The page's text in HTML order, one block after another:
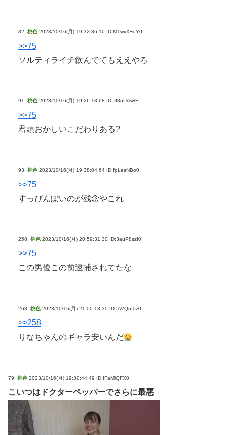
82: 桃色 2023/10/16(月) 19:32:36.10 ID:M1wvX+uY0
>>75
ソルティライチ飲んでてもええやろ
91: 桃色 2023/10/16(月) 19:36:18.68 ID:JI3oUAw/F
>>75
君頭おかしいこだわりある?
93: 桃色 2023/10/16(月) 19:38:04.64 ID:fpLesNBo0
>>75
すっぴんぽいのが残念やこれ
258: 桃色 2023/10/16(月) 20:59:31.30 ID:3auP8szI0
>>75
この男優この前逮捕されてたな
263: 桃色 2023/10/16(月) 21:00:13.30 ID:fAVQuI0z0
>>258
りなちゃんのギャラ安いんだ
79: 桃色 2023/10/16(月) 19:30:44.49 ID:fFaMiQFX0
こいつはドクターペッパーでさらに最悪